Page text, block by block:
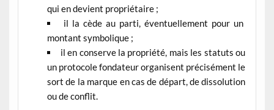
qui en devient propriétaire ;
il la cède au parti, éventuellement pour un
montant symbolique ;
il en conserve la propriété, mais les statuts ou
un protocole fondateur organisent précisément le
sort de la marque en cas de départ, de dissolution
ou de conflit.